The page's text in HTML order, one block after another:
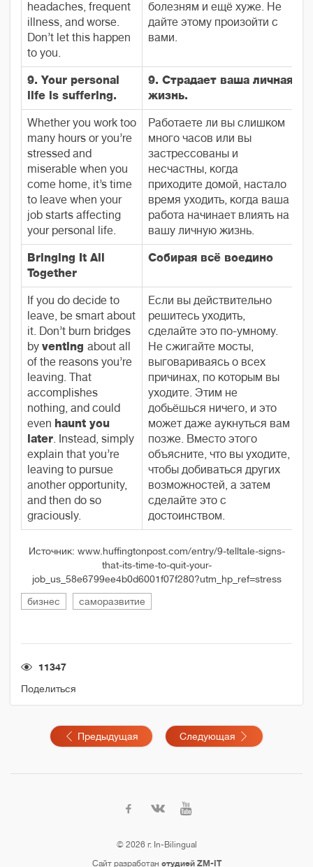
headaches, frequent
illness, and worse.
Don’t let this happen
to you.
болезням и ещё хуже. Не
дайте этому произойти с
вами.
9. Your personal
life is suffering.
9. Страдает ваша личная
жизнь.
Whether you work too
many hours or you’re
stressed and
miserable when you
come home, it’s time
to leave when your
job starts affecting
your personal life.
Работаете ли вы слишком
много часов или вы
застрессованы и
несчастны, когда
приходите домой, настало
время уходить, когда ваша
работа начинает влиять на
вашу личную жизнь.
Bringing It All
Together
Собирая всё воедино
If you do decide to
leave, be smart about
it. Don’t burn bridges
by venting about all
of the reasons you’re
leaving. That
accomplishes
nothing, and could
even haunt you
later. Instead, simply
explain that you’re
leaving to pursue
another opportunity,
and then do so
graciously.
Если вы действительно
решитесь уходить,
сделайте это по-умному.
Не сжигайте мосты,
выговариваясь о всех
причинах, по которым вы
уходите. Этим не
добьёшься ничего, и это
может даже аукнуться вам
позже. Вместо этого
объясните, что вы уходите,
чтобы добиваться других
возможностей, а затем
сделайте это с
достоинством.
Источник: www.huffingtonpost.com/entry/9-telltale-signs-
that-its-time-to-quit-your-
job_us_58e6799ee4b0d6001f07f280?utm_hp_ref=stress
бизнес
саморазвитие
11347
Поделиться
Предыдущая Следующая
© 2026 г. In-Bilingual
Сайт разработан студией ZM-IT